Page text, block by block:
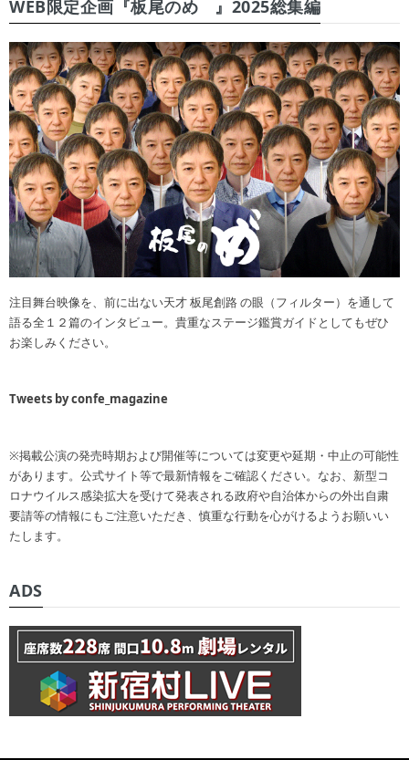
WEB限定企画『板尾のめ゙』2025総集編
注目舞台映像を、前に出ない天才 板尾創路 の眼（フィルター）を通して
語る全１２篇のインタビュー。貴重なステージ鑑賞ガイドとしてもぜひ
お楽しみください。
Tweets by confe_magazine
※掲載公演の発売時期および開催等については変更や延期・中止の可能性
があります。公式サイト等で最新情報をご確認ください。なお、新型コ
ロナウイルス感染拡大を受けて発表される政府や自治体からの外出自粛
要請等の情報にもご注意いただき、慎重な行動を心がけるようお願いい
たします。
ADS